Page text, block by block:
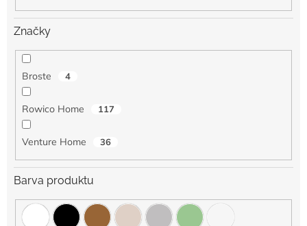
Značky
Broste 4
Rowico Home 117
Venture Home 36
Barva produktu